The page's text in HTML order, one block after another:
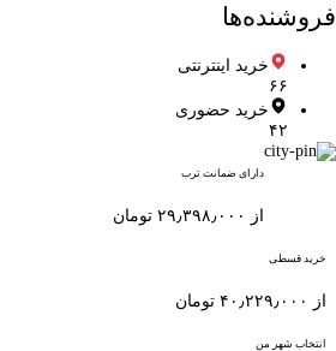
فروشنده‌ها
خرید اینترنتی
۶۶
خرید حضوری
۴۲
دارای ضمانت ترب
از ۲۹٫۳۹۸٫۰۰۰ تومان
خرید قسطی
از ۴۰٫۲۲۹٫۰۰۰ تومان
انتخاب شهر من